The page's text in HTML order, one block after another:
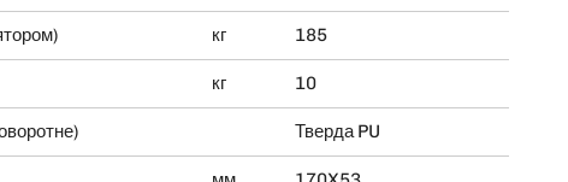
кг 185
кг 10
Тверда PU